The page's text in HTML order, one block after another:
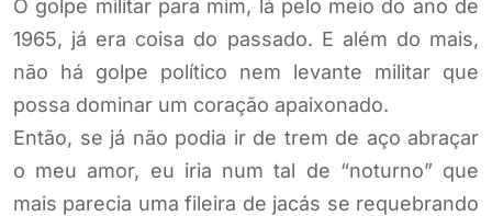
O golpe militar para mim, lá pelo meio do ano de
1965, já era coisa do passado. E além do mais,
não há golpe político nem levante militar que
possa dominar um coração apaixonado.
Então, se já não podia ir de trem de aço abraçar
o meu amor, eu iria num tal de “noturno” que
mais parecia uma fileira de jacás se requebrando